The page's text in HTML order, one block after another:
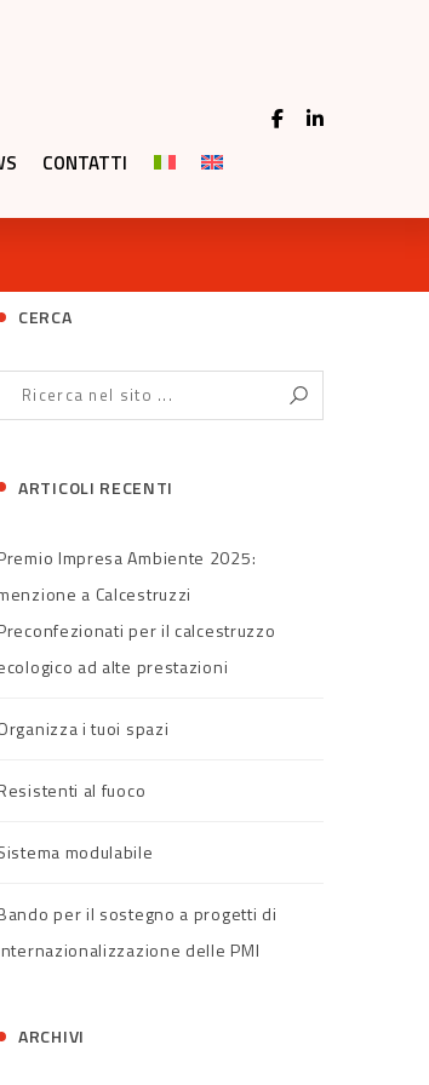
CONTATTI
CERCA
ARTICOLI RECENTI
Impresa Ambiente 2025:
a Calcestruzzi
per il calcestruzzo
ad alte prestazioni
i tuoi spazi
al fuoco
modulabile
per il sostegno a progetti di
delle PMI
ARCHIVI